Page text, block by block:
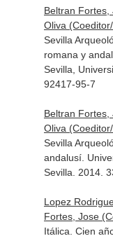
Beltran Fortes,
Oliva
Sevilla
romana y
Sevilla,
92417-95-7
Beltran Fortes,
Oliva
Sevilla
andalusí.
Sevilla. 2014.
Lopez
Fortes, Jose
Itálica. Cien